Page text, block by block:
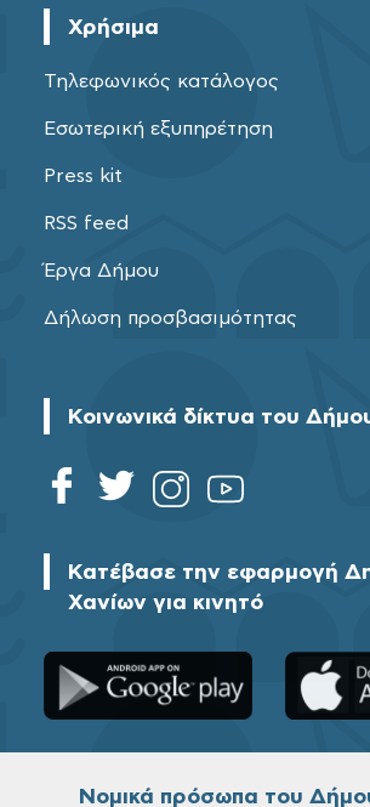
Χρήσιμα
Τηλεφωνικός κατάλογος
Εσωτερική εξυπηρέτηση
Press kit
RSS feed
Έργα Δήμου
Δήλωση προσβασιμότητας
Κοινωνικά δίκτυα του
Κατέβασε την εφαρμογή
Χανίων για κινητό
Νομικά πρόσωπα του